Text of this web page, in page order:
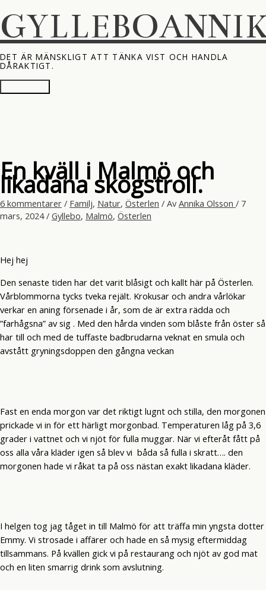
till
innehåll
DET ÄR MÄNSKLIGT ATT TÄNKA VIST OCH HANDLA
DÅRAKTIGT.
Huvudmeny
En kväll i Malmö och
likadana skogstroll.
6 kommentarer / Familj, Natur, Österlen / Av Annika Olsson / 7
mars, 2024/ Gyllebo, Malmö, Österlen
Hej hej
Den senaste tiden har det varit blåsigt och kallt här på Österlen.
Vårblommorna tycks tveka rejält. Krokusar och andra vårlökar
verkar en aning försenade i år, som de är extra rädda och
”farhågsna” av sig . Med den hårda vinden som blåste från öster så
har till och med de tuffaste badbrudarna veknat en smula och
avstått gryningsdoppen den gångna veckan
Fast en enda morgon var det riktigt lugnt och stilla, den morgonen
prickade vi in för ett härligt morgonbad. Temperaturen låg på 3,6
grader i vattnet och vi njöt för fulla muggar. När vi efteråt fått på
oss alla våra kläder igen så blev vi båda så fulla i skratt…. den
morgonen hade vi råkat ta på oss nästan exakt likadana kläder.
I helgen tog jag tåget in till Malmö för att träffa min yngsta dotter
Emmy. Vi strosade i affärer och hade en så mysig eftermiddag
tillsammans. På kvällen gick vi på restaurang och njöt av god mat
och en liten smarrig drink som avslutning.